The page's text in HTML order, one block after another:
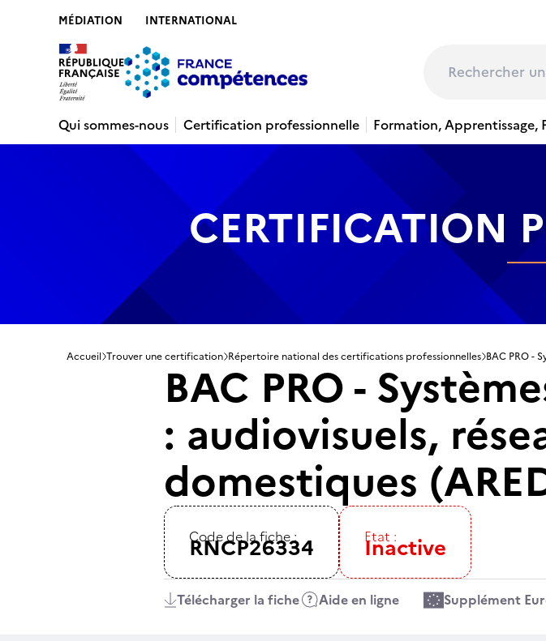
MÉDIATION INTERNATIONAL
Qui sommes-nous
Certification professionnelle Formation, Apprentissage,
CERTIFICATION
Accueil Trouver une certification Répertoire national des certifications professionnelles BAC PRO -
BAC PRO -
: audiovisuels,
domestiques
Code de la fiche :
RNCP26334 Etat :
Inactive
Télécharger la fiche Aide en ligne Supplément